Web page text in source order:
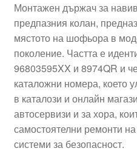
Монтажен държач за
предпазния колан,
мястото на шофьора в
поколение. Частта е
96803595XX и 8974QR и
каталожни номера, което
в каталози и онлайн
автосервизи и за хора,
самостоятелни ремонти
системи за безопасност.